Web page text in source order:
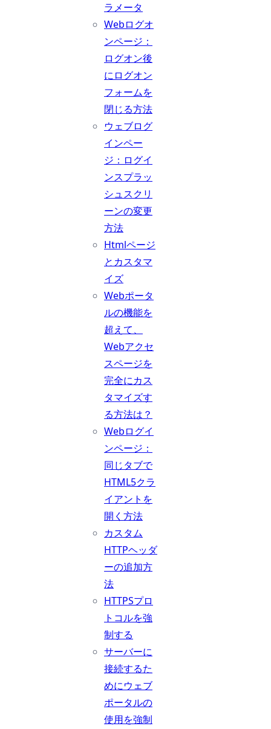
ラメータ
Webログオ
ンページ：
ログオン後
にログオン
フォームを
閉じる方法
ウェブログ
インペー
ジ：ログイ
ンスプラッ
シュスクリ
ーンの変更
方法
Htmlページ
とカスタマ
イズ
Webポータ
ルの機能を
超えて、
Webアクセ
スページを
完全にカス
タマイズす
る方法は？
Webログイ
ンページ：
同じタブで
HTML5クラ
イアントを
開く方法
カスタム
HTTPヘッダ
ーの追加方
法
HTTPSプロ
トコルを強
制する
サーバーに
接続するた
めにウェブ
ポータルの
使用を強制